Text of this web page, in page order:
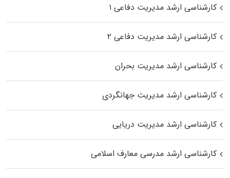
کارشناسی ارشد مدیریت دفاعی ۱
کارشناسی ارشد مدیریت دفاعی ۲
کارشناسی ارشد مدیریت بحران
کارشناسی ارشد مدیریت جهانگردی
کارشناسی ارشد مدیریت دریایی
کارشناسی ارشد مدرسی معارف اسلامی